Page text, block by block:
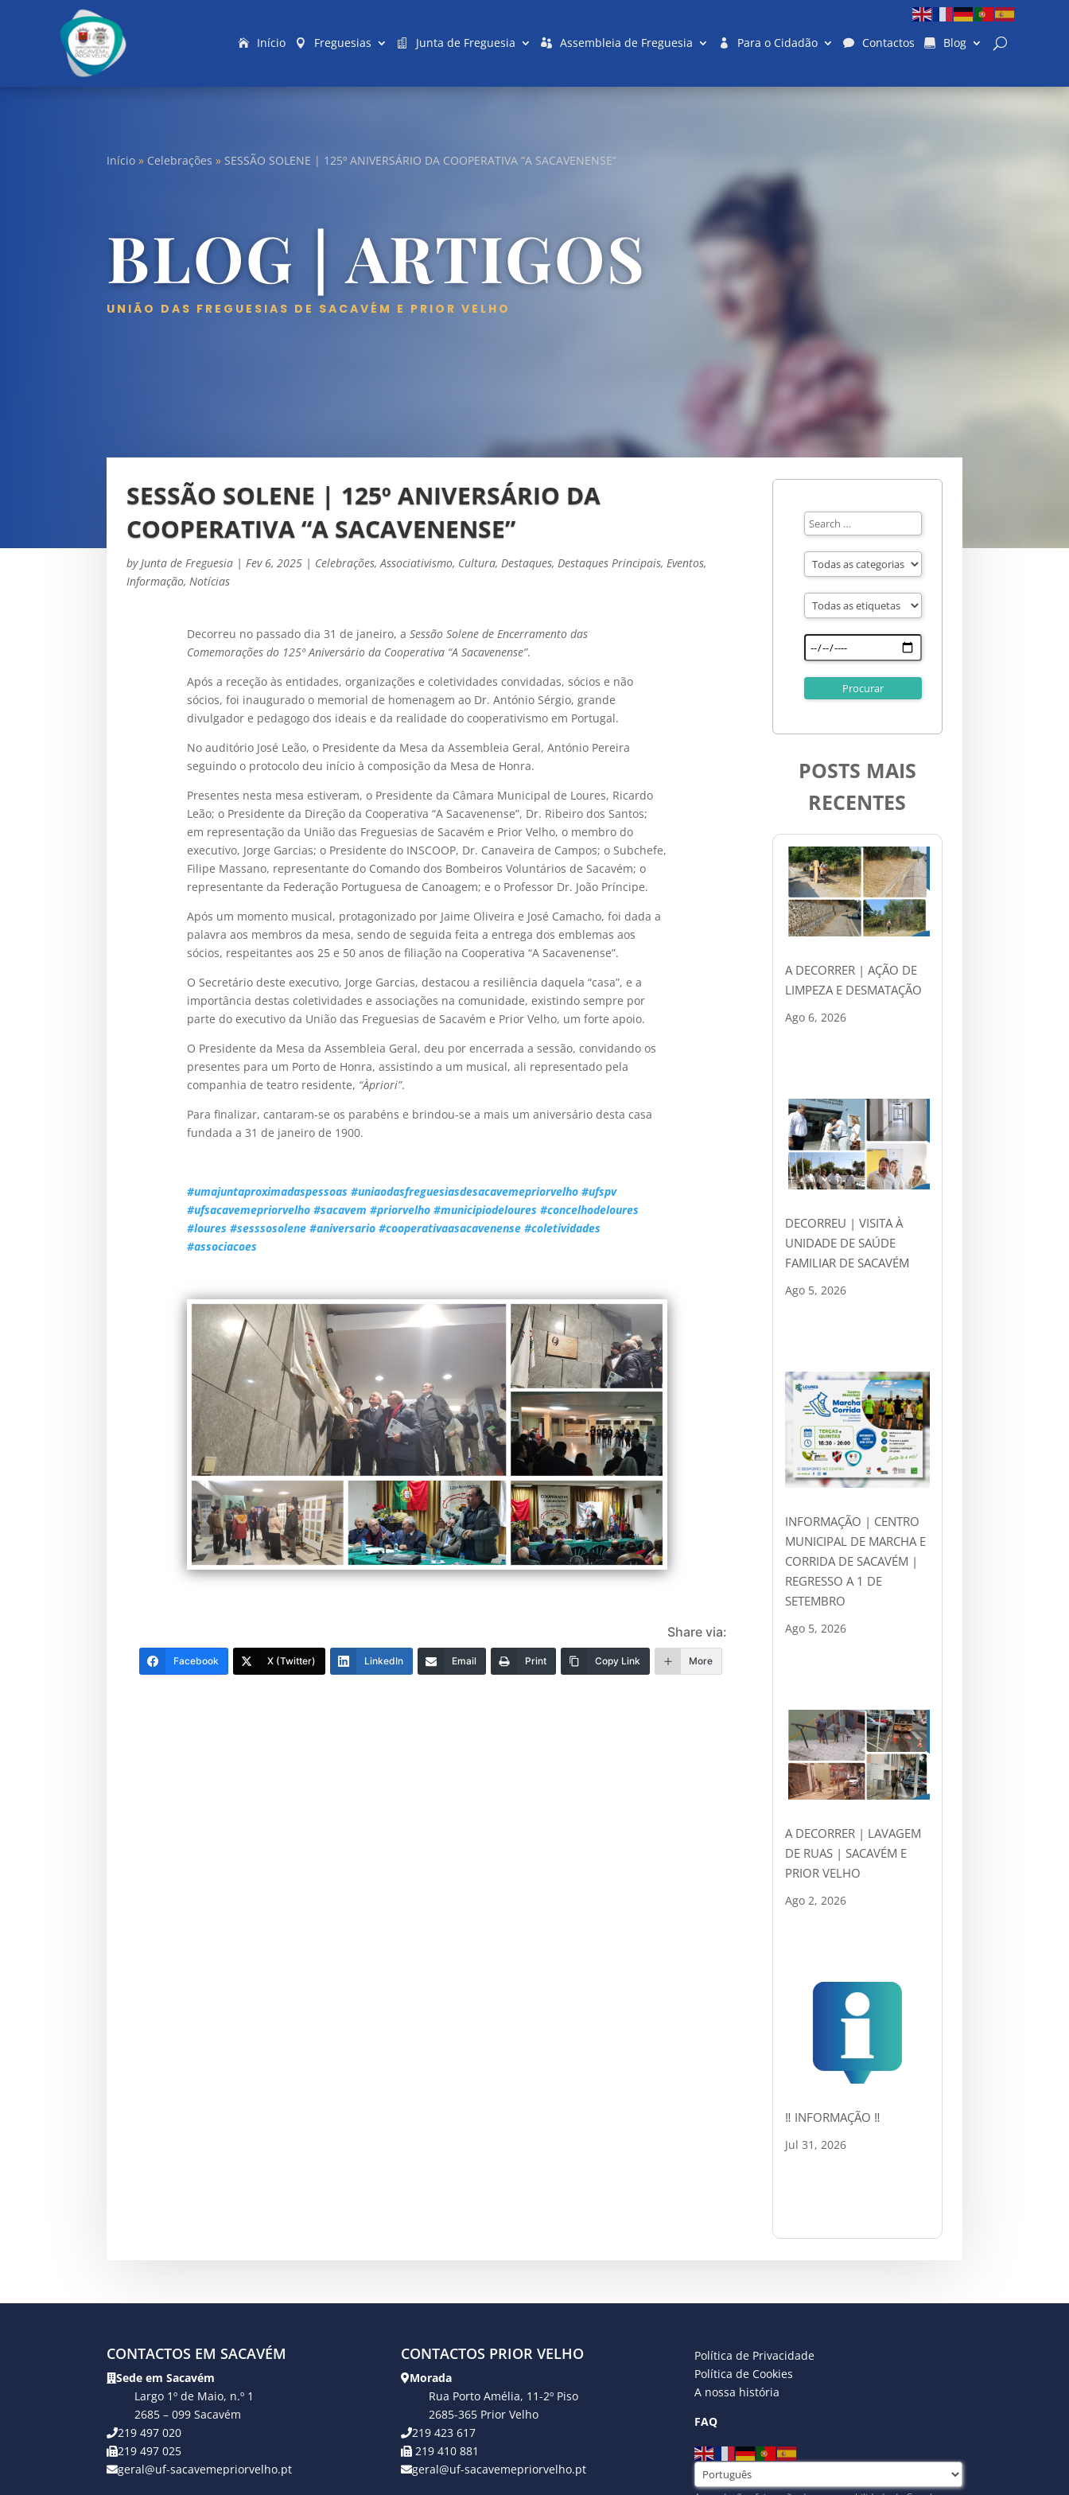
Início Freguesias Junta de Freguesia Assembleia de Freguesia Para o Cidadão Contactos Blog
Início » Celebrações » SESSÃO SOLENE | 125º ANIVERSÁRIO DA COOPERATIVA “A SACAVENENSE”
BLOG | ARTIGOS
UNIÃO DAS FREGUESIAS DE SACAVÉM E PRIOR VELHO
SESSÃO SOLENE | 125º ANIVERSÁRIO DA
COOPERATIVA “A SACAVENENSE”
by Junta de Freguesia | Fev 6, 2025 | Celebrações,Associativismo, Cultura, Destaques, Destaques Principais, Eventos,
Informação, Notícias
Decorreu no passado dia 31 de janeiro, a Sessão Solene de Encerramento das
Comemorações do 125º Aniversário da Cooperativa “A Sacavenense”.
Após a receção às entidades, organizações e coletividades convidadas, sócios e não
sócios, foi inaugurado o memorial de homenagem ao Dr. António Sérgio, grande
divulgador e pedagogo dos ideais e da realidade do cooperativismo em Portugal.
No auditório José Leão, o Presidente da Mesa da Assembleia Geral, António Pereira
seguindo o protocolo deu início à composição da Mesa de Honra.
Presentes nesta mesa estiveram, o Presidente da Câmara Municipal de Loures, Ricardo
Leão; o Presidente da Direção da Cooperativa “A Sacavenense”, Dr. Ribeiro dos Santos;
em representação da União das Freguesias de Sacavém e Prior Velho, o membro do
executivo, Jorge Garcias; o Presidente do INSCOOP, Dr. Canaveira de Campos; o Subchefe,
Filipe Massano, representante do Comando dos Bombeiros Voluntários de Sacavém; o
representante da Federação Portuguesa de Canoagem; e o Professor Dr. João Príncipe.
Após um momento musical, protagonizado por Jaime Oliveira e José Camacho, foi dada a
palavra aos membros da mesa, sendo de seguida feita a entrega dos emblemas aos
sócios, respeitantes aos 25 e 50 anos de filiação na Cooperativa “A Sacavenense”.
O Secretário deste executivo, Jorge Garcias, destacou a resiliência daquela “casa”, e a
importância destas coletividades e associações na comunidade, existindo sempre por
parte do executivo da União das Freguesias de Sacavém e Prior Velho, um forte apoio.
O Presidente da Mesa da Assembleia Geral, deu por encerrada a sessão, convidando os
presentes para um Porto de Honra, assistindo a um musical, ali representado pela
companhia de teatro residente, “Àpriori”.
Para finalizar, cantaram-se os parabéns e brindou-se a mais um aniversário desta casa
fundada a 31 de janeiro de 1900.
#umajuntaproximadaspessoas #uniaodasfreguesiasdesacavemepriorvelho #ufspv
#ufsacavemepriorvelho #sacavem #priorvelho #municipiodeloures #concelhodeloures
#loures #sesssosolene #aniversario #cooperativaasacavenense #coletividades
#associacoes
Share via:
Facebook X (Twitter) LinkedIn Email Print Copy Link More
POSTS MAIS
RECENTES
A DECORRER | AÇÃO DE
LIMPEZA E DESMATAÇÃO
Ago 6, 2026
DECORREU | VISITA À
UNIDADE DE SAÚDE
FAMILIAR DE SACAVÉM
Ago 5, 2026
INFORMAÇÃO | CENTRO
MUNICIPAL DE MARCHA E
CORRIDA DE SACAVÉM |
REGRESSO A 1 DE
SETEMBRO
Ago 5, 2026
A DECORRER | LAVAGEM
DE RUAS | SACAVÉM E
PRIOR VELHO
Ago 2, 2026
‼ INFORMAÇÃO ‼
Jul 31, 2026
CONTACTOS EM SACAVÉM
Sede em Sacavém
Largo 1º de Maio, n.º 1
2685 – 099 Sacavém
219 497 020
219 497 025
geral@uf-sacavemepriorvelho.pt
CONTACTOS PRIOR VELHO
Morada
Rua Porto Amélia, 11-2º Piso
2685-365 Prior Velho
219 423 617
219 410 881
geral@uf-sacavemepriorvelho.pt
Política de Privacidade
Política de Cookies
A nossa história
FAQ